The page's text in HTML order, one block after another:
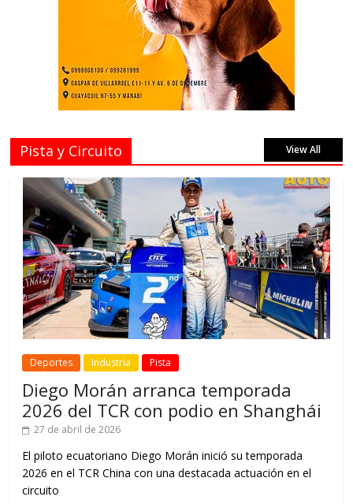
Pista y Circuito View All
Deportes Industria Pista
Diego Morán arranca temporada
2026 del TCR con podio en Shanghái
27 de abril de 2026
El piloto ecuatoriano Diego Morán inició su temporada
2026 en el TCR China con una destacada actuación en el
circuito